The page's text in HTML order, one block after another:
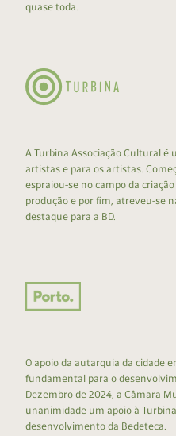
quase toda.
A Turbina Associação Cultural é
artistas e para os artistas.
espraiou-se no campo da
produção e por fim, atreveu-se
destaque para a BD.
O apoio da autarquia da cidade
fundamental para o
Dezembro de 2024, a Câmara
unanimidade um apoio à
desenvolvimento da Bedeteca.